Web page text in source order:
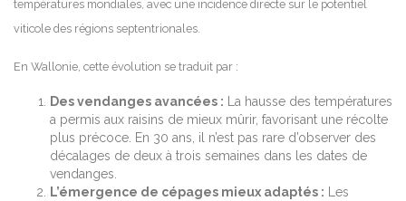
températures mondiales, avec une incidence directe sur le potentiel
viticole des régions septentrionales.
En Wallonie, cette évolution se traduit par :
Des vendanges avancées : La hausse des températures
a permis aux raisins de mieux mûrir, favorisant une récolte
plus précoce. En 30 ans, il n’est pas rare d’observer des
décalages de deux à trois semaines dans les dates de
vendanges.
L’émergence de cépages mieux adaptés : Les